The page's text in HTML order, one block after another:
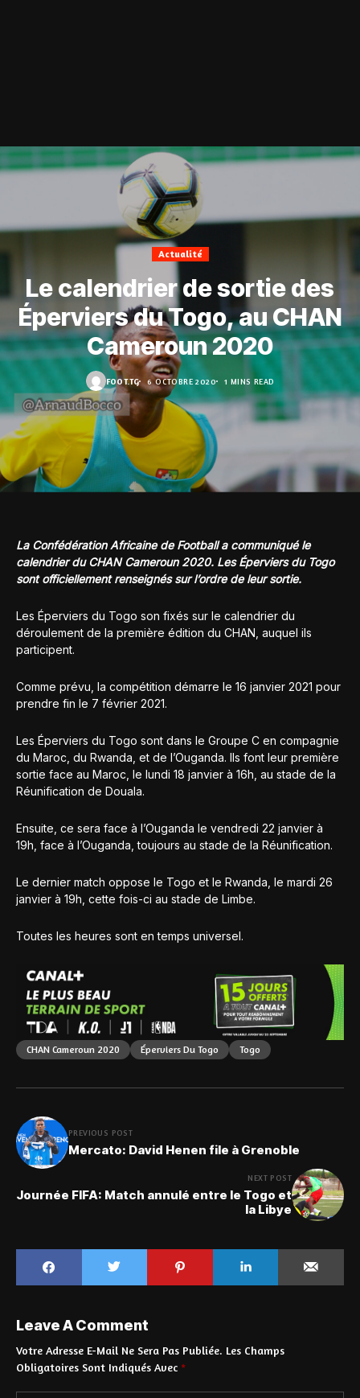
Actualité
Le calendrier de sortie des
Éperviers du Togo, au CHAN
Cameroun 2020
FOOT.TG 6 OCTOBRE 2020 1 MINS READ
La Confédération Africaine de Football a communiqué le
calendrier du CHAN Cameroun 2020. Les Éperviers du Togo
sont officiellement renseignés sur l’ordre de leur sortie.
Les Éperviers du Togo son fixés sur le calendrier du
déroulement de la première édition du CHAN, auquel ils
participent.
Comme prévu, la compétition démarre le 16 janvier 2021 pour
prendre fin le 7 février 2021.
Les Éperviers du Togo sont dans le Groupe C en compagnie
du Maroc, du Rwanda, et de l’Ouganda. Ils font leur première
sortie face au Maroc, le lundi 18 janvier à 16h, au stade de la
Réunification de Douala.
Ensuite, ce sera face à l’Ouganda le vendredi 22 janvier à
19h, face à l’Ouganda, toujours au stade de la Réunification.
Le dernier match oppose le Togo et le Rwanda, le mardi 26
janvier à 19h, cette fois-ci au stade de Limbe.
Toutes les heures sont en temps universel.
CHAN Cameroun 2020 Éperviers Du Togo Togo
PREVIOUS POST
Mercato: David Henen file à Grenoble
NEXT POST
Journée FIFA: Match annulé entre le Togo et
la Libye
Leave A Comment
Votre Adresse E-Mail Ne Sera Pas Publiée. Les Champs
Obligatoires Sont Indiqués Avec *